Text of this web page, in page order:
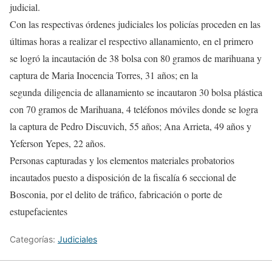
judicial.
Con las respectivas órdenes judiciales los policías proceden en las
últimas horas a realizar el respectivo allanamiento, en el primero
se logró la incautación de 38 bolsa con 80 gramos de marihuana y
captura de Maria Inocencia Torres, 31 años; en la
segunda diligencia de allanamiento se incautaron 30 bolsa plástica
con 70 gramos de Marihuana, 4 teléfonos móviles donde se logra
la captura de Pedro Discuvich, 55 años; Ana Arrieta, 49 años y
Yeferson Yepes, 22 años.
Personas capturadas y los elementos materiales probatorios
incautados puesto a disposición de la fiscalía 6 seccional de
Bosconia, por el delito de tráfico, fabricación o porte de
estupefacientes
Categorías: Judiciales